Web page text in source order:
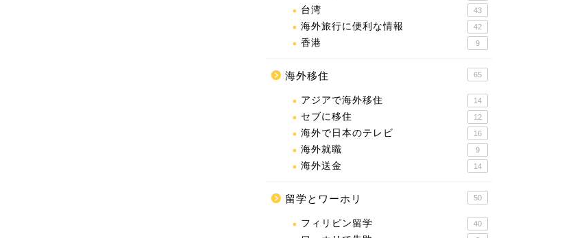
台湾 43
海外旅行に便利な情報 42
香港 9
海外移住 65
アジアで海外移住 14
セブに移住 12
海外で日本のテレビ 16
海外就職 9
海外送金 14
留学とワーホリ 50
フィリピン留学 40